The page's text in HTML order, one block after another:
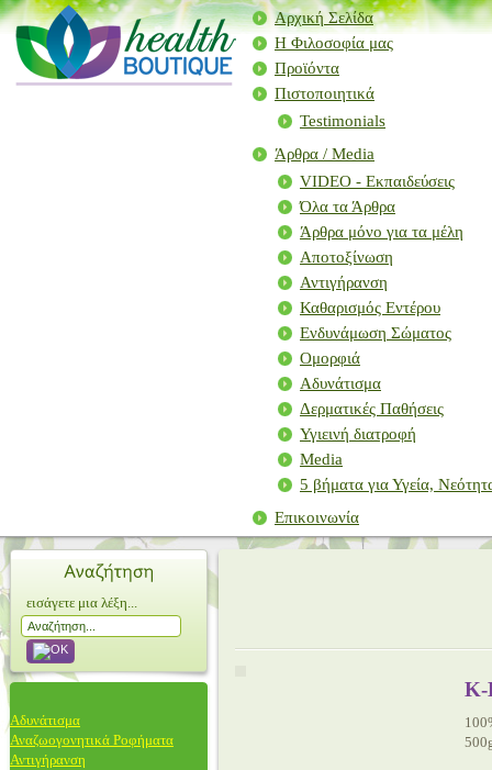
Αρχική Σελίδα
Η Φιλοσοφία μας
Προϊόντα
Πιστοποιητικά
Testimonials
Άρθρα / Μedia
VIDEO - Εκπαιδεύσεις
Όλα τα Άρθρα
Άρθρα μόνο για τα μέλη
Αποτοξίνωση
Αντιγήρανση
Καθαρισμός Εντέρου
Ενδυνάμωση Σώματος
Ομορφιά
Αδυνάτισμα
Δερματικές Παθήσεις
Υγιεινή διατροφή
Media
5 βήματα για Υγεία,
Επικοινωνία
εισάγετε μια λέξη...
Αδυνάτισμα
Αναζωογονητικά Ροφήματα
Αντιγήρανση
K-